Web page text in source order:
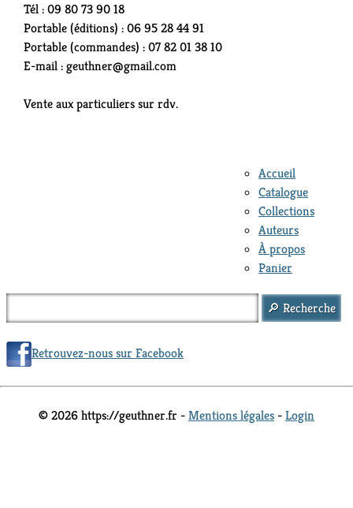
Tél : 09 80 73 90 18
Portable (éditions) : 06 95 28 44 91
Portable (commandes) : 07 82 01 38 10
E-mail : geuthner@gmail.com
Vente aux particuliers sur rdv.
Accueil
Catalogue
Collections
Auteurs
À propos
Panier
Retrouvez-nous sur Facebook
© 2026 https://geuthner.fr -Mentions légales -Login